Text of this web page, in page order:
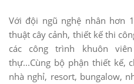
Với đội ngũ nghệ nhân hơn
thuật cây cảnh, thiết kế thi
các công trình khuôn
thự...Cùng bộ phận thiết kế,
nhà nghỉ, resort, bungalow,